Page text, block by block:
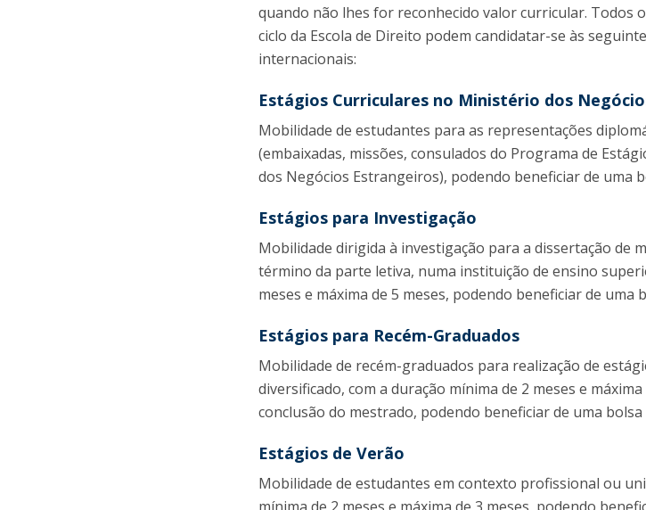
quando não lhes for reconhecido valor curricular. Todos
ciclo da Escola de Direito podem candidatar-se às
internacionais:
Estágios Curriculares no Ministério dos
Mobilidade de estudantes para as representações
(embaixadas, missões, consulados do Programa de
dos Negócios Estrangeiros), podendo beneficiar de uma
Estágios para Investigação
Mobilidade dirigida à investigação para a dissertação de
término da parte letiva, numa instituição de ensino
meses e máxima de 5 meses, podendo beneficiar de uma
Estágios para Recém-Graduados
Mobilidade de recém-graduados para realização de
diversificado, com a duração mínima de 2 meses e
conclusão do mestrado, podendo beneficiar de uma bolsa
Estágios de Verão
Mobilidade de estudantes em contexto profissional ou